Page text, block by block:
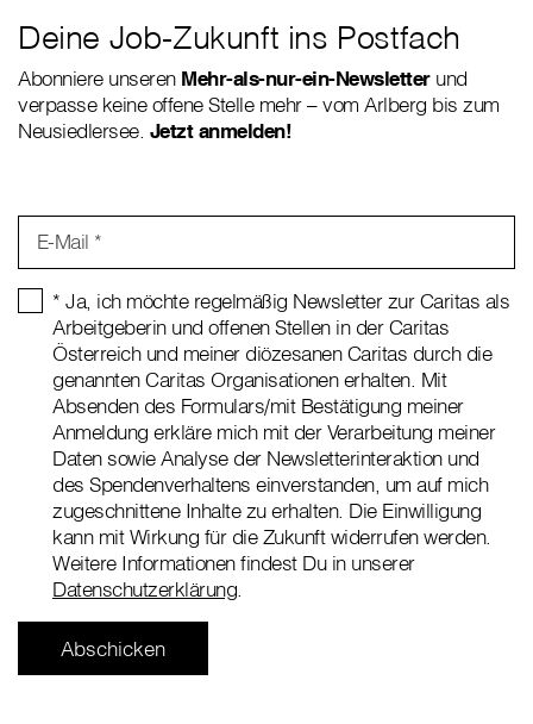
Deine Job-Zukunft ins Postfach
Abonniere unseren Mehr-als-nur-ein-Newsletterund
verpasse keine offene Stelle mehr – vom Arlberg bis zum
Neusiedlersee. Jetzt anmelden!
E-Mail *
* Ja, ich möchte regelmäßig Newsletter zur Caritas als
Arbeitgeberin und offenen Stellen in der Caritas
Österreich und meiner diözesanen Caritas durch die
genannten Caritas Organisationen erhalten. Mit
Absenden des Formulars/mit Bestätigung meiner
Anmeldung erkläre mich mit der Verarbeitung meiner
Daten sowie Analyse der Newsletterinteraktion und
des Spendenverhaltens einverstanden, um auf mich
zugeschnittene Inhalte zu erhalten. Die Einwilligung
kann mit Wirkung für die Zukunft widerrufen werden.
Weitere Informationen findest Du in unserer
Datenschutzerklärung